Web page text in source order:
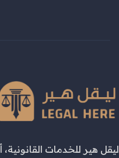
ليقل هير للخدمات